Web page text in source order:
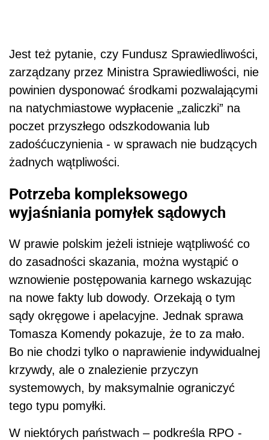
Jest też pytanie, czy Fundusz Sprawiedliwości,
zarządzany przez Ministra Sprawiedliwości, nie
powinien dysponować środkami pozwalającymi
na natychmiastowe wypłacenie „zaliczki” na
poczet przyszłego odszkodowania lub
zadośćuczynienia - w sprawach nie budzących
żadnych wątpliwości.
Potrzeba kompleksowego
wyjaśniania pomyłek sądowych
W prawie polskim jeżeli istnieje wątpliwość co
do zasadności skazania, można wystąpić o
wznowienie postępowania karnego wskazując
na nowe fakty lub dowody. Orzekają o tym
sądy okręgowe i apelacyjne. Jednak sprawa
Tomasza Komendy pokazuje, że to za mało.
Bo nie chodzi tylko o naprawienie indywidualnej
krzywdy, ale o znalezienie przyczyn
systemowych, by maksymalnie ograniczyć
tego typu pomyłki.
W niektórych państwach – podkreśla RPO -